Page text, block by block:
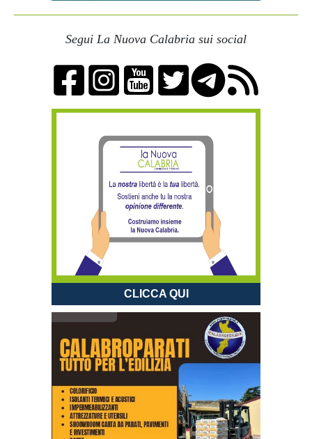
Segui La Nuova Calabria sui social
CLICCA QUI